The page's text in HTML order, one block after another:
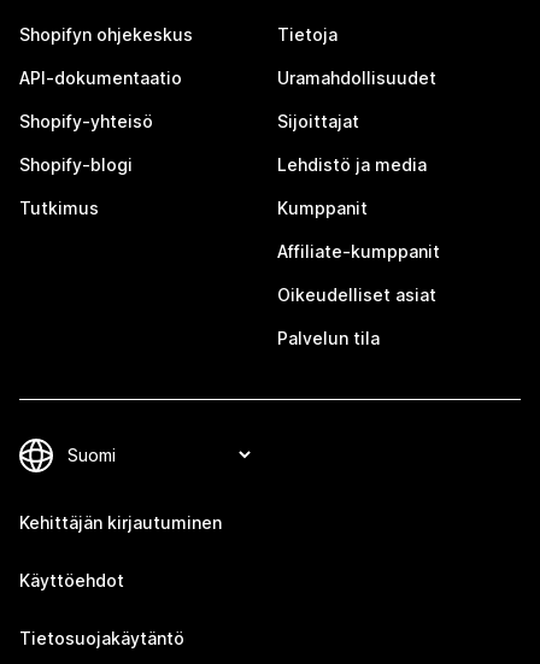
Shopifyn ohjekeskus
API-dokumentaatio
Shopify-yhteisö
Shopify-blogi
Tutkimus
Tietoja
Uramahdollisuudet
Sijoittajat
Lehdistö ja media
Kumppanit
Affiliate-kumppanit
Oikeudelliset asiat
Palvelun tila
Kehittäjän kirjautuminen
Käyttöehdot
Tietosuojakäytäntö